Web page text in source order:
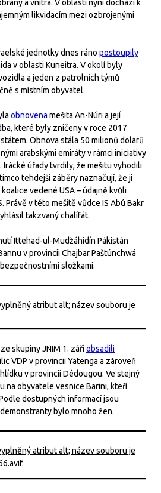
a vnitra. V oblasti nyní dochází k
likvidacím mezi ozbrojenými
jednotky dnes ráno postoupily
v oblasti Kuneitra. V okolí byly
a jeden z patrolních týmů
s místním obyvatel.
obnovena mešita An-Núri a její
které byly zničeny v roce 2017
Obnova stála 50 milionů dolarů
arabskými emiráty v rámci iniciativy
Irácké úřady tvrdily, že mešitu vyhodili
tehdejší záběry naznačují, že ji
vedené USA – údajně kvůli
Právě v této mešitě vůdce IS Abú Bakr
takzvaný chalífát.
Ittehad-ul-Mudžáhidín Pákistán
v provincii Chajbar Paštúnchwá
složkami.
skupiny JNIM 1. záříobsadili
VDP v provincii Yatenga a zároveň
v provincii Dédougou. Ve stejný
na obyvatele vesnice Barini, kteří
dostupných informací jsou
bylo mnoho žen.